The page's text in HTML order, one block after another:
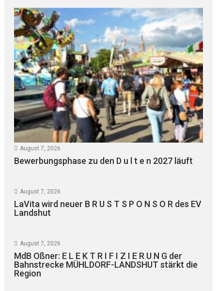
August 7, 2026
Bewerbungsphase zu den D u l t e n 2027 läuft
August 7, 2026
LaVita wird neuer B R U S T S P O N S O R des EV
Landshut
August 7, 2026
MdB Oßner: E L E K T R I F I Z I E R U N G der
Bahnstrecke MÜHLDORF-LANDSHUT stärkt die
Region